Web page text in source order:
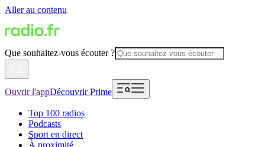
Aller au contenu
Que souhaitez-vous écouter ?
Ouvrir l'appDécouvrir Prime
Top 100 radios
Podcasts
Sport en direct
À proximité